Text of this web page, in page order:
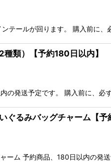
ールが回ります。 購入前に、
類）【予約180日以内】
発送予定です。 購入前に、必
るみバッグチャーム【予
ム 予約商品、180日以内の発